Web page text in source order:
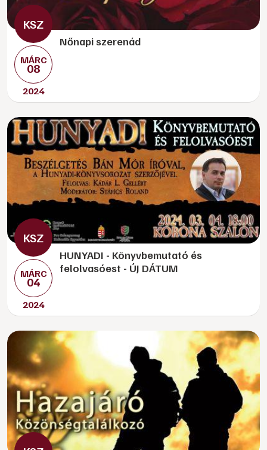
MÁRC
08
2024
Nőnapi szerenád
MÁRC
04
2024
HUNYADI - Könyvbemutató és
felolvasóest - ÚJ DÁTUM